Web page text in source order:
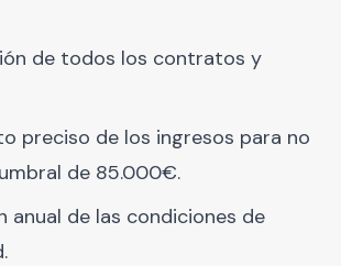
de todos los contratos y
preciso de los ingresos para no
de 85.000€.
anual de las condiciones de